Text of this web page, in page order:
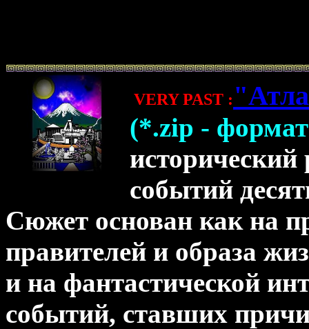
VERY PAST :
(*.zip -
событий
Сюжет основан как на
правителей и образа
и на фантастической
событий, ставших